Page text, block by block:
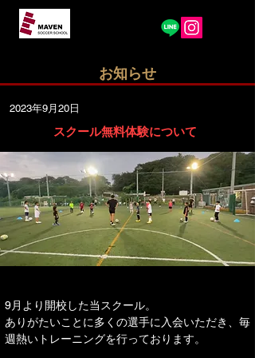
​お知らせ
2023年9月20日
スクール無料体験について
9月より開校した当スクール。
ありがたいことに多くの選手に入会いただき、毎
週熱いトレーニングを行っております。